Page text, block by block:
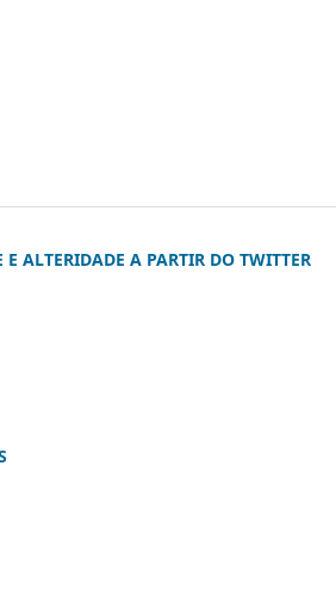
ALTERIDADE A PARTIR DO TWITTER